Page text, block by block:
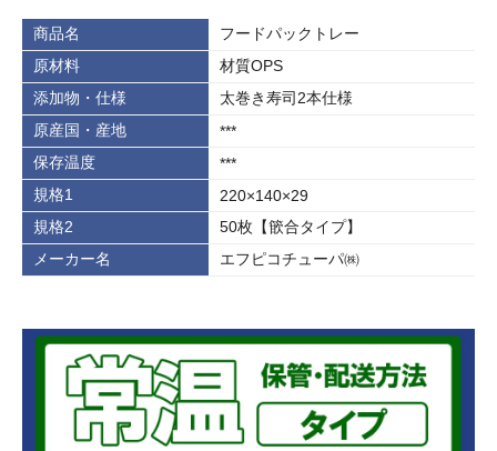
商品名
フードパックトレー
原材料
材質OPS
添加物・仕様
太巻き寿司2本仕様
原産国・産地
***
保存温度
***
規格1
220×140×29
規格2
50枚【篏合タイプ】
メーカー名
エフピコチューパ㈱